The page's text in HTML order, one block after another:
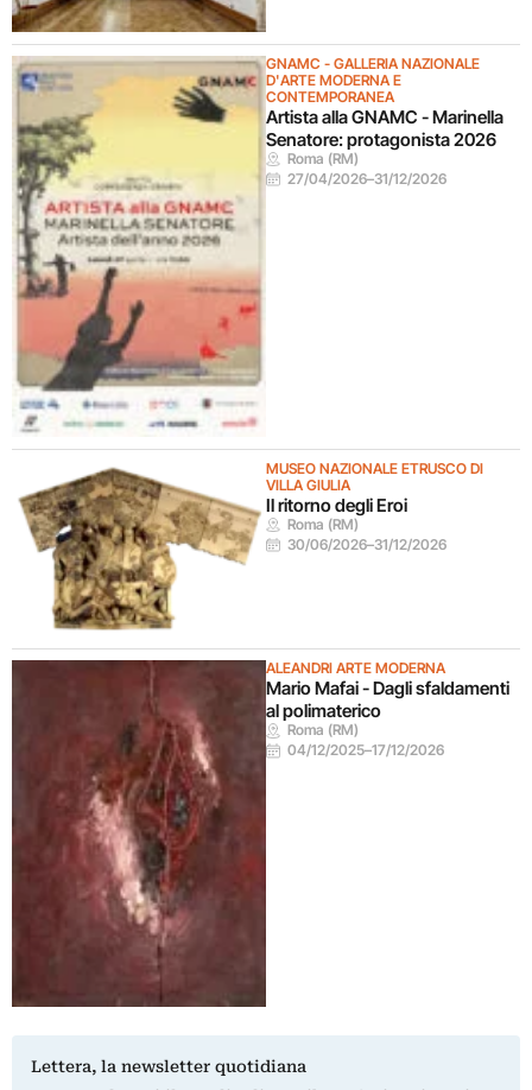
GNAMC - GALLERIA NAZIONALE
D'ARTE MODERNA E
CONTEMPORANEA
Artista alla GNAMC - Marinella
Senatore: protagonista 2026
Roma (RM)
27/04/2026–31/12/2026
MUSEO NAZIONALE ETRUSCO DI
VILLA GIULIA
Il ritorno degli Eroi
Roma (RM)
30/06/2026–31/12/2026
ALEANDRI ARTE MODERNA
Mario Mafai - Dagli sfaldamenti
al polimaterico
Roma (RM)
04/12/2025–17/12/2026
Lettera, la newsletter quotidiana